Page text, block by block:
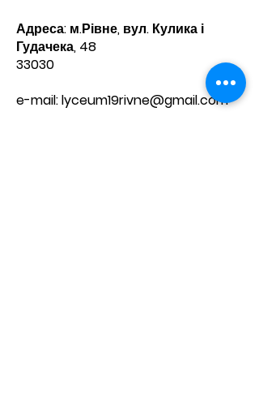
Адреса: м.Рівне, вул. Кулика і
Гудачека, 48
33030
e-mail:lyceum19rivne@gmail.com